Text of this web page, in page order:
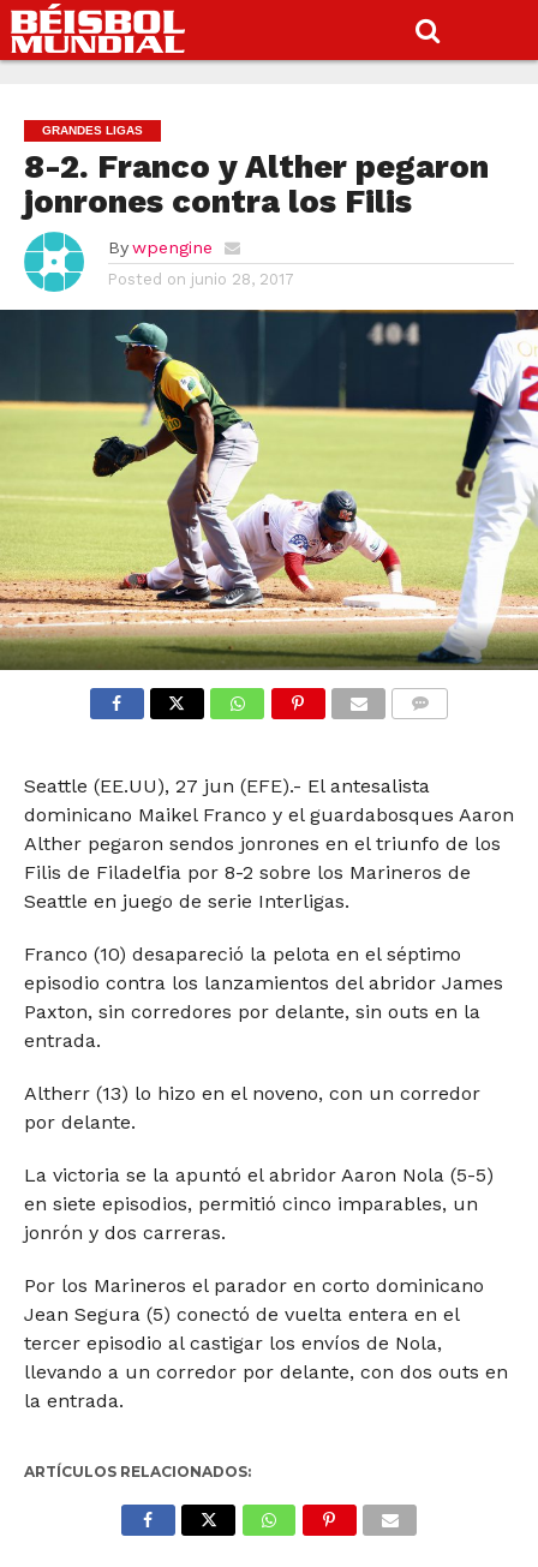
GRANDES LIGAS
8-2. Franco y Alther pegaron
jonrones contra los Filis
By wpengine
Posted on junio 28, 2017
Seattle (EE.UU), 27 jun (EFE).- El antesalista
dominicano Maikel Franco y el guardabosques Aaron
Alther pegaron sendos jonrones en el triunfo de los
Filis de Filadelfia por 8-2 sobre los Marineros de
Seattle en juego de serie Interligas.
Franco (10) desapareció la pelota en el séptimo
episodio contra los lanzamientos del abridor James
Paxton, sin corredores por delante, sin outs en la
entrada.
Altherr (13) lo hizo en el noveno, con un corredor
por delante.
La victoria se la apuntó el abridor Aaron Nola (5-5)
en siete episodios, permitió cinco imparables, un
jonrón y dos carreras.
Por los Marineros el parador en corto dominicano
Jean Segura (5) conectó de vuelta entera en el
tercer episodio al castigar los envíos de Nola,
llevando a un corredor por delante, con dos outs en
la entrada.
ARTÍCULOS RELACIONADOS: